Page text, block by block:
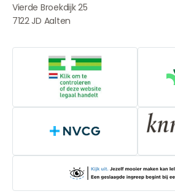
Vierde Broekdijk 25
7122 JD Aalten
Online aanbieders
NVCG